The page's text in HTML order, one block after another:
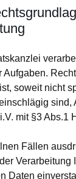
Aufgaben.
soweit nicht
sind,
mit §3 Abs.1
Fällen
Verarbeitung
Daten